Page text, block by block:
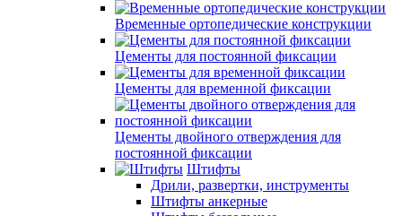
Временные ортопедические конструкции
Цементы для постоянной фиксации
Цементы для временной фиксации
Цементы двойного отверждения для
постоянной фиксации
Штифты
Дрили, развертки, инструменты
Штифты анкерные